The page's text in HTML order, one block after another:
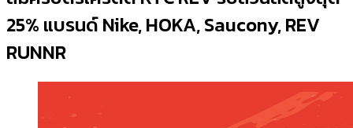
25% แบรนด์ Nike, HOKA, Saucony, REV
RUNNR